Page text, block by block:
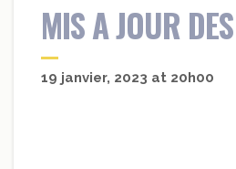
MIS A JOUR
19 janvier, 2023 at 20h00